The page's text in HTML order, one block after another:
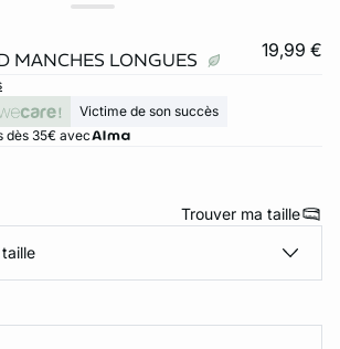
MANCHES LONGUES 19,99 €
Victime de son succès
dès 35€ avec
Trouver ma taille